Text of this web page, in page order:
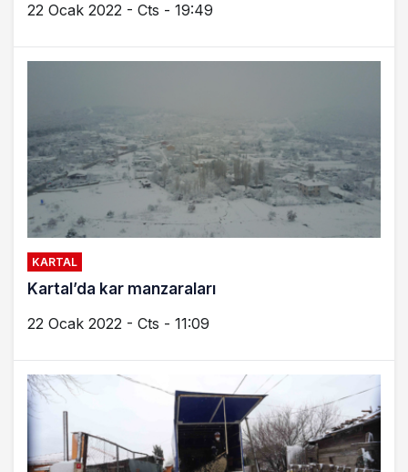
22 Ocak 2022 - Cts - 19:49
KARTAL
Kartal’da kar manzaraları
22 Ocak 2022 - Cts - 11:09